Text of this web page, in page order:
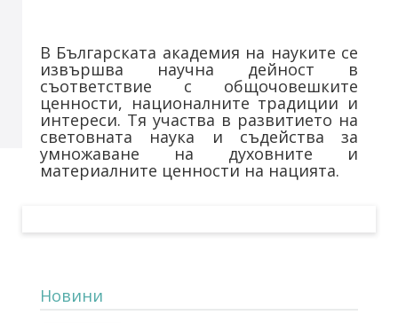
В Българската академия на науките се
извършва научна дейност в
съответствие с общочовешките
ценности, националните традиции и
интереси. Тя участва в развитието на
световната наука и съдейства за
умножаване на духовните и
материалните ценности на нацията.
Новини